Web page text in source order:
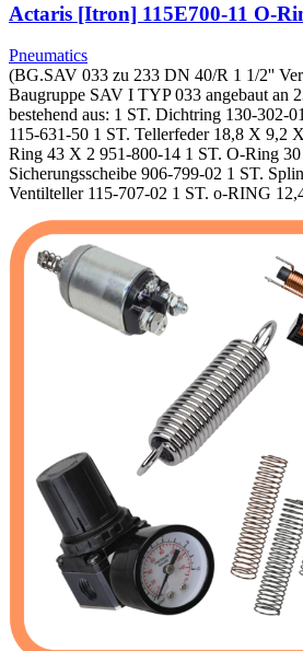
Actaris [Itron] 115E700-11 O-
Pneumatics
(BG.SAV 033 zu 233 DN 40/R 1 1/2''
Baugruppe SAV I TYP 033 angebaut an
bestehend aus: 1 ST. Dichtring 130-302-
115-631-50 1 ST. Tellerfeder 18,8 X 9,2
Ring 43 X 2 951-800-14 1 ST. O-Ring
Sicherungsscheibe 906-799-02 1 ST.
Ventilteller 115-707-02 1 ST. o-RING